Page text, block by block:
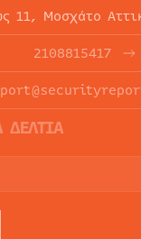
11, Μοσχάτο
2108815417
ΔΕΛΤΙΑ